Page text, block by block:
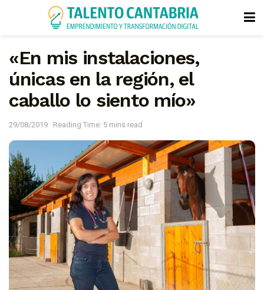
«En mis instalaciones,
únicas en la región, el
caballo lo siento mío»
29/08/2019 Reading Time: 5 mins read